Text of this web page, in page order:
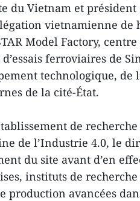
du Vietnam et président
vietnamienne de
Model Factory,
ferroviaires de
technologique,
de la cité-État.
de
de l’Industrie 4.0, le
du site avant d’en
instituts de
production avancées